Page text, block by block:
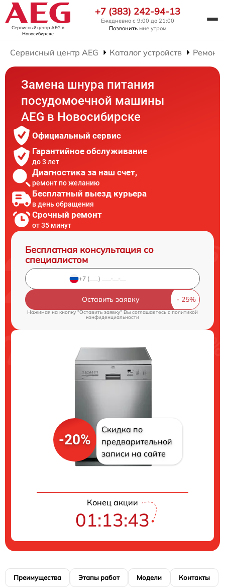
Сервисный центр AEG в
Новосибирске
+7 (383) 242-94-13
Ежедневно с 9:00 до 21:00
Позвонить мне утром
Сервисный центр AEG Каталог устройств Ремонт
Замена шнура питания
посудомоечной машины
AEG в Новосибирске
Официальный сервис
Гарантийное обслуживание
до 3 лет
Диагностика за наш счет,
ремонт по желанию
Бесплатный выезд курьера
в день обращения
Срочный ремонт
от 35 минут
Бесплатная консультация со
специалистом
Оставить заявку
Нажимая на кнопку "Оставить заявку" Вы соглашаетесь cполитикой
конфиденциальности
-20%
Скидка по
предварительной
записи на сайте
Конец акции
01:13:42
Преимущества Этапы работ Модели Контакты